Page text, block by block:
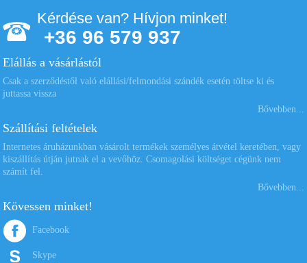
Kérdése van? Hívjon minket!
+36 96 579 937
Elállás a vásárlástól
Csak a szerződéstől való elállási/felmondási szándék esetén töltse ki és
juttassa vissza
Bővebben...
Szállítási feltételek
Internetes áruházunkban vásárolt termékek személyes átvétel keretében, vagy
kiszállítás útján jutnak el a vevőhöz. Csomagolási költséget cégünk nem
számít fel.
Bővebben...
Kövessen minket!
Facebook
Skype